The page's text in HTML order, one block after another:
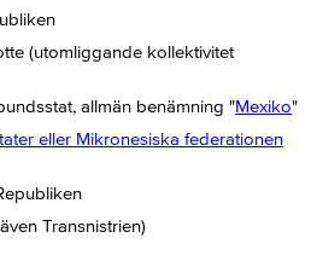
(utomliggande kollektivitet
allmän benämning "Mexiko"
eller Mikronesiska federationen
Transnistrien)